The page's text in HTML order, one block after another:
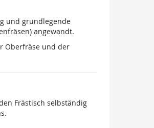
und grundlegende
angewandt.
Oberfräse und der
Frästisch selbständig